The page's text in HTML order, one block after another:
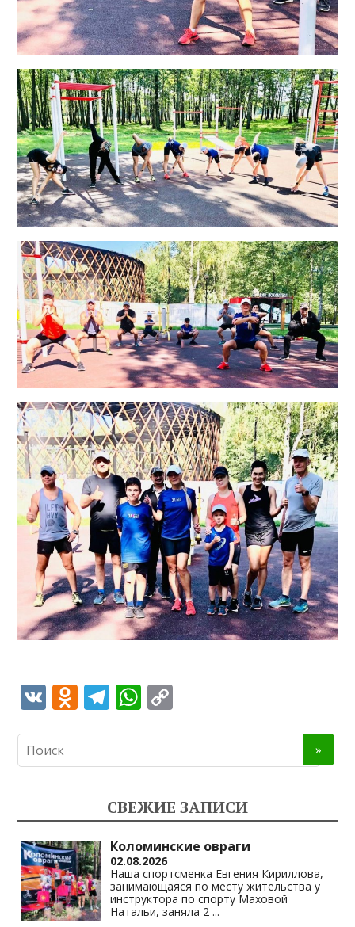
V O
o
as
s
ni
ki
T
gr
a
m
W
s
A
p
p
y
Li
n
k
СВЕЖИЕ ЗАПИСИ
Коломинские овраги
02.08.2026
Наша спортсменка Евгения Кириллова,
занимающаяся по месту жительства у
инструктора по спорту Маховой
Натальи, заняла 2 ...